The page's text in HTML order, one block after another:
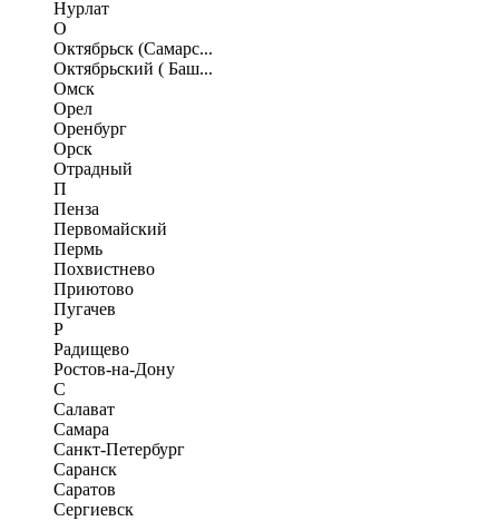
Нурлат
О
Октябрьск (Самарс...
Октябрьский ( Баш...
Омск
Орел
Оренбург
Орск
Отрадный
П
Пенза
Первомайский
Пермь
Похвистнево
Приютово
Пугачев
Р
Радищево
Ростов-на-Дону
С
Салават
Самара
Санкт-Петербург
Саранск
Саратов
Сергиевск